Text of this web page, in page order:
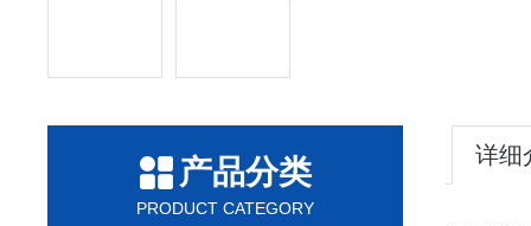
产品分类
PRODUCT CATEGORY
详细